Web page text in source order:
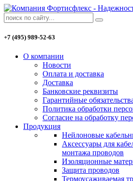
+7 (495) 989-52-63
О компании
Новости
Оплата и доставка
Доставка
Банковские реквизиты
Гарантийные
Политика обработки
Согласие на обработку
Продукция
Нейлоновые
Аксессуары для
монтажа проводов
Изоляционные
Защита проводов
Термоусаживаемая